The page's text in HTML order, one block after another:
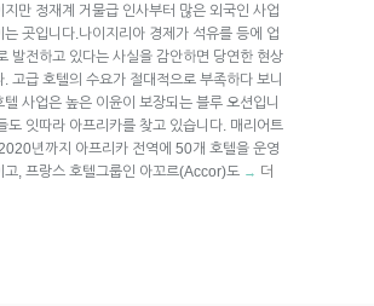
지만 정재계 거물급 인사부터 많은 외국인 사업
는 곳입니다.나이지리아 경제가 석유를 등에 업
발전하고 있다는 사실을 감안하면 당연한 현상
. 고급 호텔의 수요가 절대적으로 부족하다 보니
텔 사업은 높은 이윤이 보장되는 블루 오션입니
도 잇따라 아프리카를 찾고 있습니다. 매리어트
년까지 아프리카 전역에 50개 호텔을 운영
고, 프랑스 호텔그룹인 아꼬르(Accor)도 → 더